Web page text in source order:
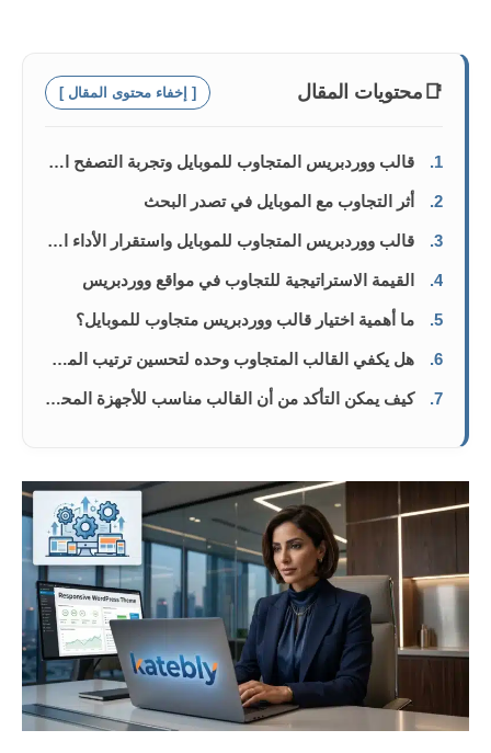
📑 محتويات المقال [ إخفاء محتوى المقال ]
1. قالب ووردبريس المتجاوب للموبايل وتجربة التصفح السلسة
2. أثر التجاوب مع الموبايل في تصدر البحث
3. قالب ووردبريس المتجاوب للموبايل واستقرار الأداء التقني
4. القيمة الاستراتيجية للتجاوب في مواقع ووردبريس
5. ما أهمية اختيار قالب ووردبريس متجاوب للموبايل؟
6. هل يكفي القالب المتجاوب وحده لتحسين ترتيب الموقع؟
7. كيف يمكن التأكد من أن القالب مناسب للأجهزة المحمولة؟